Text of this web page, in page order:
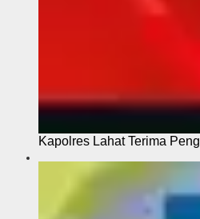
Kapolres Lahat Terima